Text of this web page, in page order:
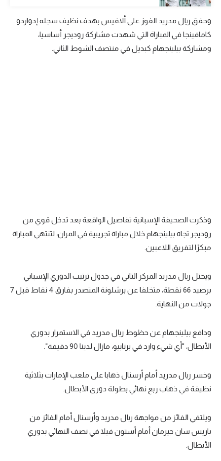
الوطن العربي
في المونديال
رياضة نسائية
تحليل في الجول
حكايات في الجول
فيديو في الجول
وحقق ريال مدريد الفوز على ألافيس بهدف نظيف سجله إدواردو
كامافينجا في المباراة التي شهدت مشاركة روديجر أساسيا،
ومشاركة بيلينجهام كبديل في منتصف الشوط الثاني.
وذكرت الصحيفة الإسبانية تفاصيل الواقعة بعد تدخل قوي من
روديجر تجاه بيلينجهام خلال مباراة تجريبية في المران، لتنتهي المباراة
مبكرًا لتفريق اللاعبين.
ويحتل ريال مدريد المركز الثاني في جدول ترتيب الدوري الإسباني
برصيد 66 نقطة، متخلفا عن برشلونة المتصدر بفارق 4 نقاط قبل 7
جولات من النهاية.
ودافع بيلينجهام عن حظوظ ريال مدريد في الاستمرار بدوري
الأبطال: "أي شيء وارد في برنابيو، مازال لدينا 90 دقيقة".
وخسر ريال مدريد أمام أرسنال ذهابا على ملعب الإمارات بثلاثية
نظيفة في ذهاب ربع نهائي بطولة دوري الأبطال.
ويلتقي الفائز من مواجهة ريال مدريد وأرسنال أمام الفائز من
باريس سان جيرمان أمام أستون فيلا في نصف النهائي بدوري
الأبطال.